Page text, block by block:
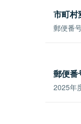
市町村
郵便番
郵便番
2025年